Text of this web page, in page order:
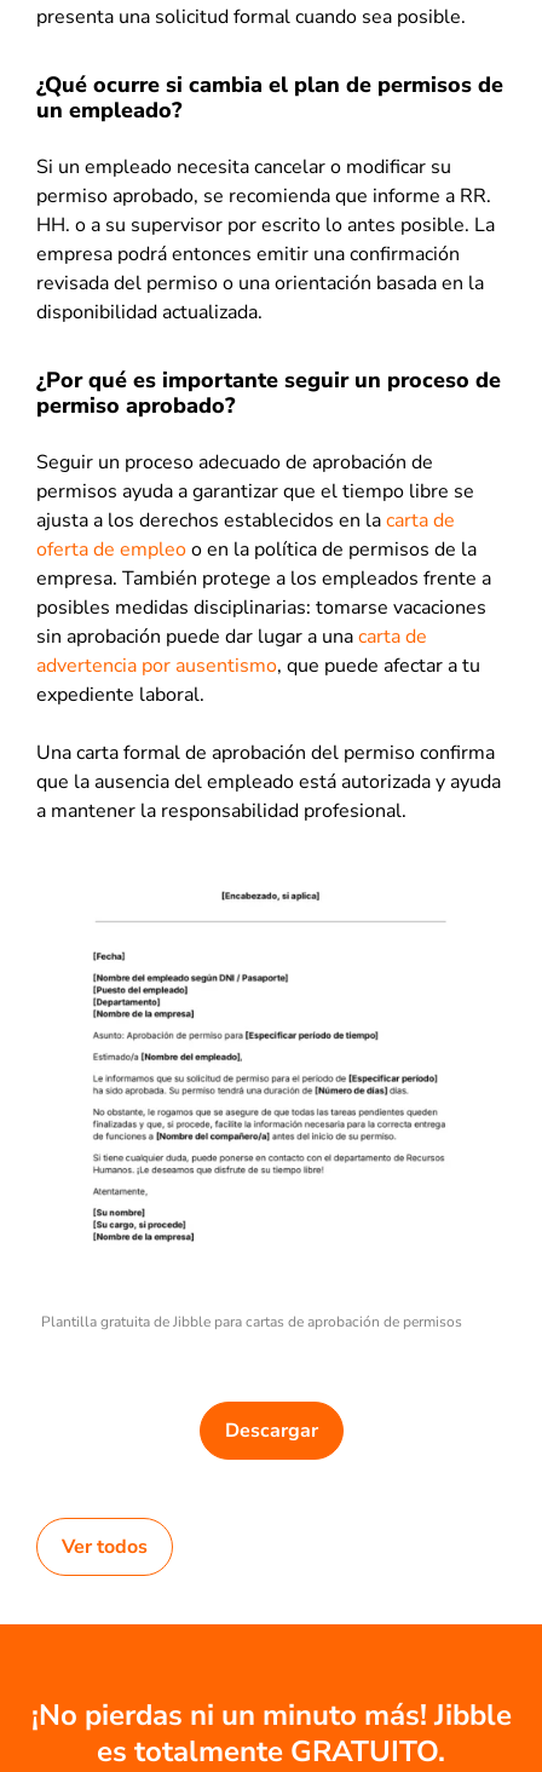
presenta una solicitud formal cuando sea posible.
¿Qué ocurre si cambia el plan de permisos de
un empleado?
Si un empleado necesita cancelar o modificar su
permiso aprobado, se recomienda que informe a RR.
HH. o a su supervisor por escrito lo antes posible. La
empresa podrá entonces emitir una confirmación
revisada del permiso o una orientación basada en la
disponibilidad actualizada.
¿Por qué es importante seguir un proceso de
permiso aprobado?
Seguir un proceso adecuado de aprobación de
permisos ayuda a garantizar que el tiempo libre se
ajusta a los derechos establecidos en lacarta de
oferta de empleoo en la política de permisos de la
empresa. También protege a los empleados frente a
posibles medidas disciplinarias: tomarse vacaciones
sin aprobación puede dar lugar a unacarta de
advertencia por ausentismo, que puede afectar a tu
expediente laboral.
Una carta formal de aprobación del permiso confirma
que la ausencia del empleado está autorizada y ayuda
a mantener la responsabilidad profesional.
Plantilla gratuita de Jibble para cartas de aprobación de permisos
Descargar
Ver todos
¡No pierdas ni un minuto más! Jibble
es totalmente GRATUITO.